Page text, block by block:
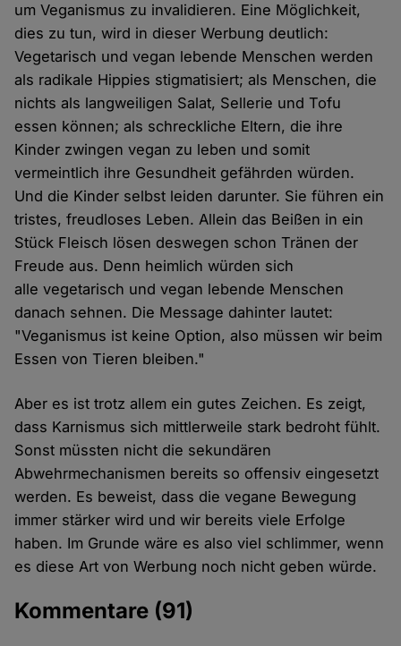
um Veganismus zu invalidieren. Eine Möglichkeit,
dies zu tun, wird in dieser Werbung deutlich:
Vegetarisch und vegan lebende Menschen werden
als radikale Hippies stigmatisiert; als Menschen, die
nichts als langweiligen Salat, Sellerie und Tofu
essen können; als schreckliche Eltern, die ihre
Kinder zwingen vegan zu leben und somit
vermeintlich ihre Gesundheit gefährden würden.
Und die Kinder selbst leiden darunter. Sie führen ein
tristes, freudloses Leben. Allein das Beißen in ein
Stück Fleisch lösen deswegen schon Tränen der
Freude aus. Denn heimlich würden sich
alle vegetarisch und vegan lebende Menschen
danach sehnen. Die Message dahinter lautet:
"Veganismus ist keine Option, also müssen wir beim
Essen von Tieren bleiben."
Aber es ist trotz allem ein gutes Zeichen. Es zeigt,
dass Karnismus sich mittlerweile stark bedroht fühlt.
Sonst müssten nicht die sekundären
Abwehrmechanismen bereits so offensiv eingesetzt
werden. Es beweist, dass die vegane Bewegung
immer stärker wird und wir bereits viele Erfolge
haben. Im Grunde wäre es also viel schlimmer, wenn
es diese Art von Werbung noch nicht geben würde.
Kommentare (91)